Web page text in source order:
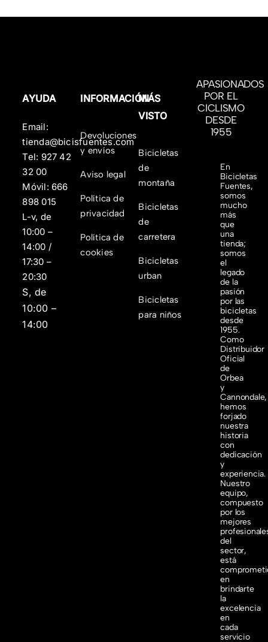
AYUDA
Email:
tienda@bicisfuentes.com
Tel: 927 42
32 00
Móvil: 666
898 015
L-v, de
10:00 –
14:00 /
17:30 –
20:30
S, de
10:00 –
14:00
INFORMACIÓN
Devoluciones
y envíos
Aviso legal
Política de
privacidad
Política de
cookies
MÁS
VISTO
Bicicletas
de
montaña
Bicicletas
de
carretera
Bicicletas
urban
Bicicletas
para niños
APASIONADOS
POR EL
CICLISMO
DESDE
1955
En
Bicicletas
Fuentes,
somos
mucho
más
que
una
tienda;
somos
el
legado
de la
pasión
por las
bicicletas
desde
1955.
Como
Distribuidor
Oficial
de
Orbea
y
Cannondale,
hemos
forjado
nuestra
historia
con
dedicación
y
experiencia.
Nuestro
equipo,
compuesto
por los
mejores
del
sector,
está
en
brindarte
la
excelencia
en
cada
servicio